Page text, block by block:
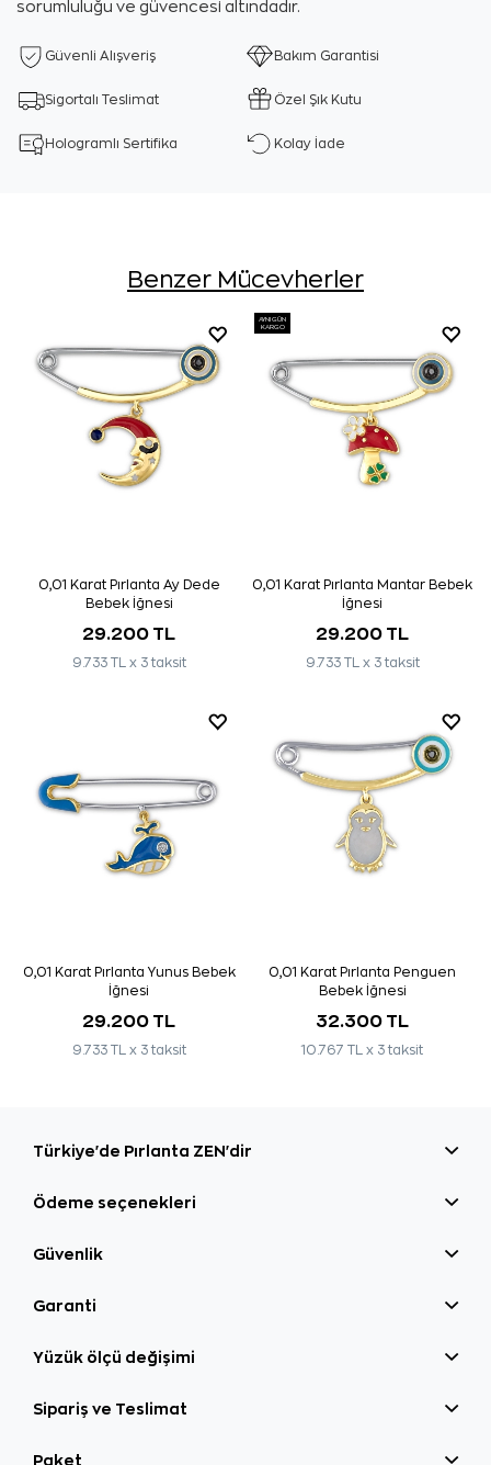
sorumluluğu ve güvencesi altındadır.
Güvenli Alışveriş Bakım Garantisi
Sigortalı Teslimat Özel Şık Kutu
Hologramlı Sertifika Kolay İade
Benzer Mücevherler
0,01 Karat Pırlanta Ay Dede
Bebek İğnesi
29.200 TL
9.733 TL x 3 taksit
AYNI GÜN
KARGO
0,01 Karat Pırlanta Mantar Bebek
İğnesi
29.200 TL
9.733 TL x 3 taksit
0,01 Karat Pırlanta Yunus Bebek
İğnesi
29.200 TL
9.733 TL x 3 taksit
0,01 Karat Pırlanta Penguen
Bebek İğnesi
32.300 TL
10.767 TL x 3 taksit
Türkiye'de Pırlanta ZEN'dir
Ödeme seçenekleri
Güvenlik
Garanti
Yüzük ölçü değişimi
Sipariş ve Teslimat
Paket